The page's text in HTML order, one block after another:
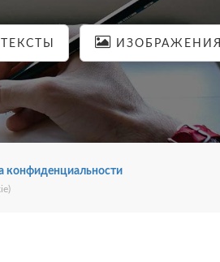
ТЕКСТЫ ИЗОБРАЖЕНИЯ
конфиденциальности